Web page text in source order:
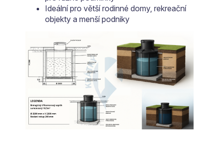
Ideální pro větší rodinné domy, rekreační
objekty a menší podniky